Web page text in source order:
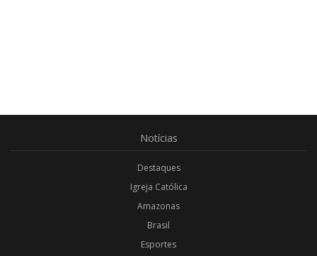
Notícias
Destaques
Igreja Católica
Amazonas
Brasil
Esportes